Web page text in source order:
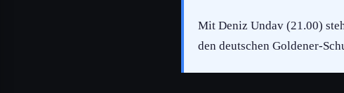
Mit Deniz Undav (21.00)
den deutschen Goldener-